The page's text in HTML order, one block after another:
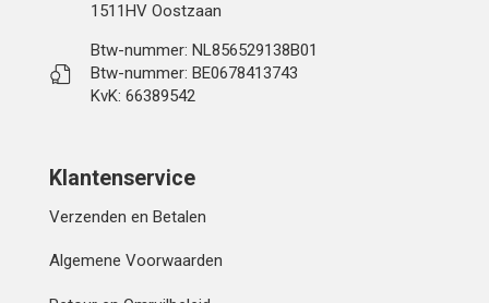
1511HV Oostzaan
Btw-nummer: NL856529138B01
Btw-nummer: BE0678413743
KvK: 66389542
Klantenservice
Verzenden en Betalen
Algemene Voorwaarden